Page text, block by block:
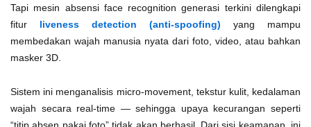
Tapi mesin absensi face recognition generasi terkini dilengkapi
fitur liveness detection (anti-spoofing) yang mampu
membedakan wajah manusia nyata dari foto, video, atau bahkan
masker 3D.
Sistem ini menganalisis micro-movement, tekstur kulit, kedalaman
wajah secara real-time — sehingga upaya kecurangan seperti
“titip absen pakai foto” tidak akan berhasil. Dari sisi keamanan, ini